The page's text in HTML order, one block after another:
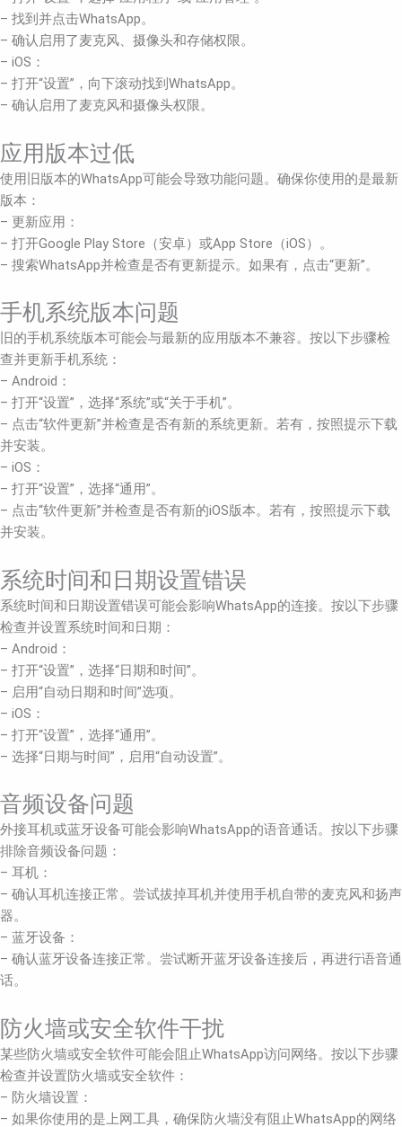
– 找到并点击WhatsApp。
– 确认启用了麦克风、摄像头和存储权限。
– iOS：
– 打开“设置”，向下滚动找到WhatsApp。
– 确认启用了麦克风和摄像头权限。
应用版本过低
使用旧版本的WhatsApp可能会导致功能问题。确保你使用的是最新
版本：
– 更新应用：
– 打开Google Play Store（安卓）或App Store（iOS）。
– 搜索WhatsApp并检查是否有更新提示。如果有，点击“更新”。
手机系统版本问题
旧的手机系统版本可能会与最新的应用版本不兼容。按以下步骤检
查并更新手机系统：
– Android：
– 打开“设置”，选择“系统”或“关于手机”。
– 点击“软件更新”并检查是否有新的系统更新。若有，按照提示下载
并安装。
– iOS：
– 打开“设置”，选择“通用”。
– 点击“软件更新”并检查是否有新的iOS版本。若有，按照提示下载
并安装。
系统时间和日期设置错误
系统时间和日期设置错误可能会影响WhatsApp的连接。按以下步骤
检查并设置系统时间和日期：
– Android：
– 打开“设置”，选择“日期和时间”。
– 启用“自动日期和时间”选项。
– iOS：
– 打开“设置”，选择“通用”。
– 选择“日期与时间”，启用“自动设置”。
音频设备问题
外接耳机或蓝牙设备可能会影响WhatsApp的语音通话。按以下步骤
排除音频设备问题：
– 耳机：
– 确认耳机连接正常。尝试拔掉耳机并使用手机自带的麦克风和扬声
器。
– 蓝牙设备：
– 确认蓝牙设备连接正常。尝试断开蓝牙设备连接后，再进行语音通
话。
防火墙或安全软件干扰
某些防火墙或安全软件可能会阻止WhatsApp访问网络。按以下步骤
检查并设置防火墙或安全软件：
– 防火墙设置：
– 如果你使用的是上网工具，确保防火墙没有阻止WhatsApp的网络